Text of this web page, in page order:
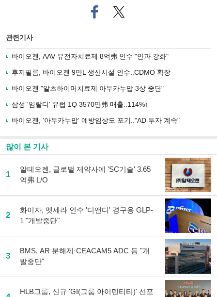
페
이
로
기
사
유
기
트위
터로
관련기사
바이오젠, AAV 유전자치료제 8억弗 인수 "안과 강화"
후지필름, 바이오젠 9만L 생산시설 인수..CDMO 확장
바이오젠 "알츠하이머치료제 아두카누맙 3상 중단"
삼성 '임랄디' 유럽 1Q 3570만弗 매출..114%↑
바이오젠, '아두카누맙' 예방임상도 포기.."AD 투자 계속"
많이 본 기사
1
알테오젠, 글로벌 제약사에 'SC기술' 3.65
억弗 L/O
2
화이자, 멧세라 인수 '디앤디' 경구용 GLP-
1 "개발중단"
3
BMS, AR 분해제·CEACAM5 ADC 등 "개
발중단"
HLB그룹, 신규 'GI(그룹 아이덴티티)' 선포